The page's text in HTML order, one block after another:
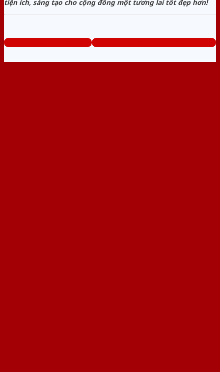
tiện ích, sáng tạo cho cộng đồng một tương lai tốt đẹp hơn!
www.cuathephanquoc.com Tổng đài tư vấn miễn phí: 0824.400.400